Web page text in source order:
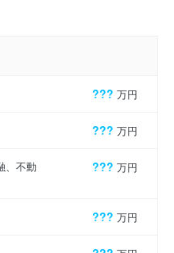
??? 万円
??? 万円
、不動
??? 万円
??? 万円